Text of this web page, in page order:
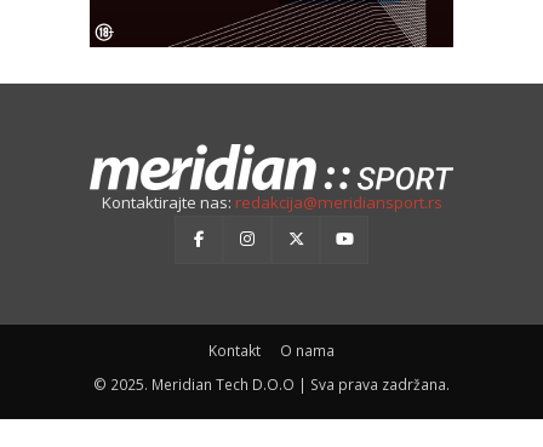
Kontaktirajte nas: redakcija@meridiansport.rs
Kontakt
O nama
© 2025. Meridian Tech D.O.O | Sva prava zadržana.